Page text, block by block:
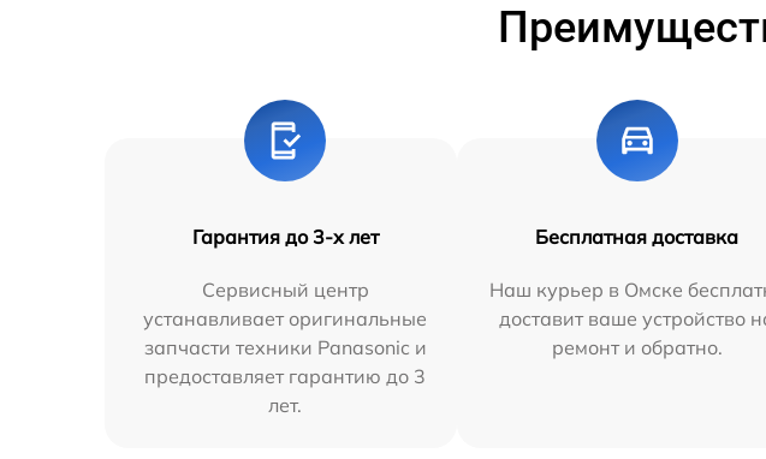
Гарантия до 3-х лет
Сервисный центр
устанавливает оригинальные
запчасти техники Panasonic и
предоставляет гарантию до 3
лет.
Бесплатная доставка
Наш курьер в Омске
доставит ваше устройство
ремонт и обратно.